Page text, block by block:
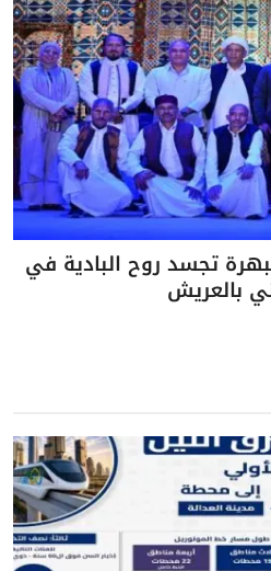
تجسد روح البادية في
بالعريش